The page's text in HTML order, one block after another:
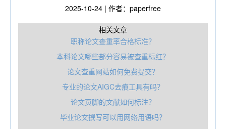
2025-10-24 | 作者：paperfree
相关文章
职称论文查重率合格标准？
本科论文哪些部分容易被查重标红？
论文查重网站如何免费提交？
专业的论文AIGC去痕工具有吗？
论文页脚的文献如何标注？
毕业论文撰写可以用网络用语吗？